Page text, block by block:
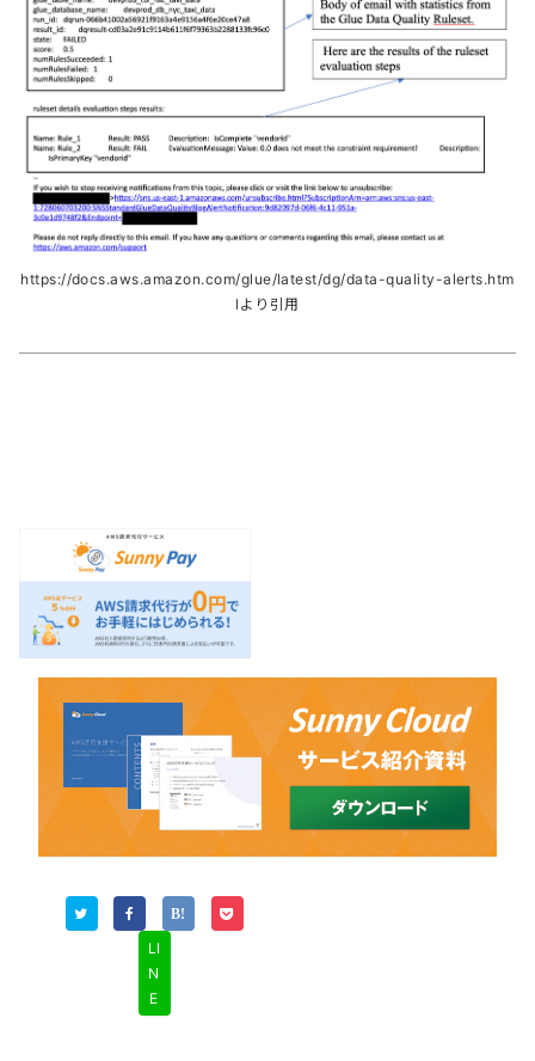
https://docs.aws.amazon.com/glue/latest/dg/data-quality-alerts.htm
lより引用
LI
N
E